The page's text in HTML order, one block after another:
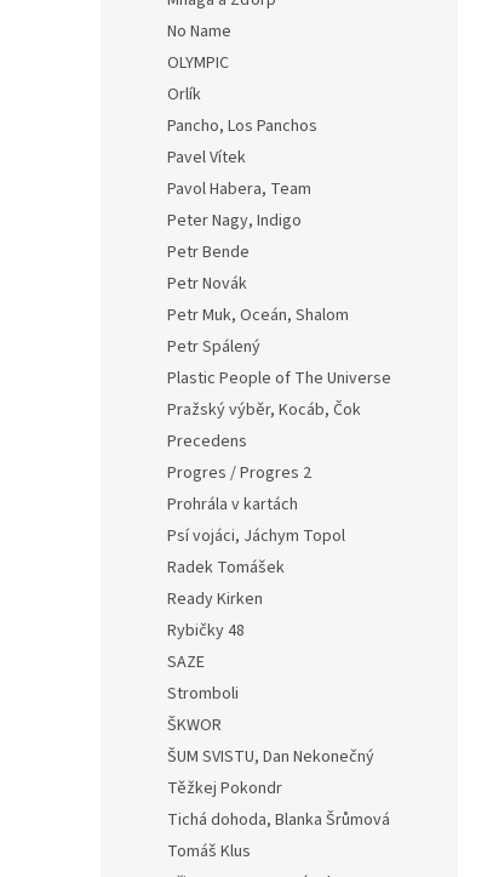
No Name
OLYMPIC
Orlík
Pancho, Los Panchos
Pavel Vítek
Pavol Habera, Team
Peter Nagy, Indigo
Petr Bende
Petr Novák
Petr Muk, Oceán, Shalom
Petr Spálený
Plastic People of The Universe
Pražský výběr, Kocáb, Čok
Precedens
Progres / Progres 2
Prohrála v kartách
Psí vojáci, Jáchym Topol
Radek Tomášek
Ready Kirken
Rybičky 48
SAZE
Stromboli
ŠKWOR
ŠUM SVISTU, Dan Nekonečný
Těžkej Pokondr
Tichá dohoda, Blanka Šrůmová
Tomáš Klus